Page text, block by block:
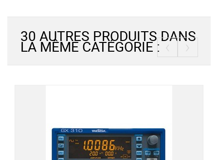
30 AUTRES PRODUITS DANS
LA MÊME CATÉGORIE : ‹ ›